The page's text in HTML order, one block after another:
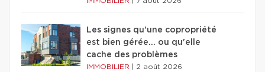
Les signes qu'une copropriété
est bien gérée… ou qu'elle
cache des problèmes
IMMOBILIER 2 août 2026